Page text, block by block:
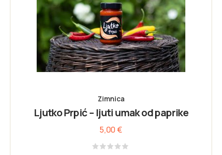
Zimnica
Ljutko Prpić – ljuti umak od paprike
5,00€